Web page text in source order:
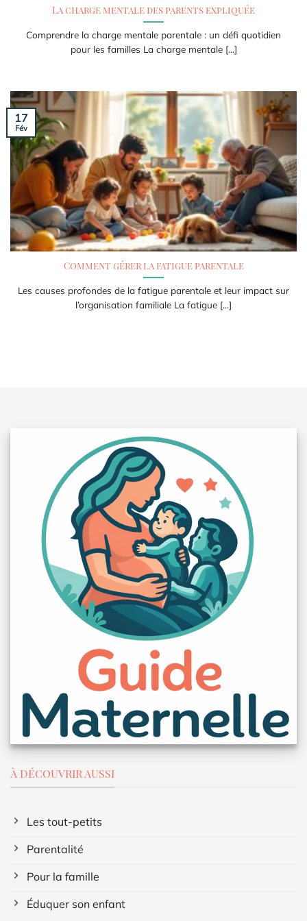
La charge mentale des parents expliquée
Comprendre la charge mentale parentale : un défi quotidien
pour les familles La charge mentale [...]
Comment gérer la fatigue parentale
Les causes profondes de la fatigue parentale et leur impact sur
l’organisation familiale La fatigue [...]
17
Fév
À DÉCOUVRIR AUSSI
Les tout-petits
Parentalité
Pour la famille
Éduquer son enfant